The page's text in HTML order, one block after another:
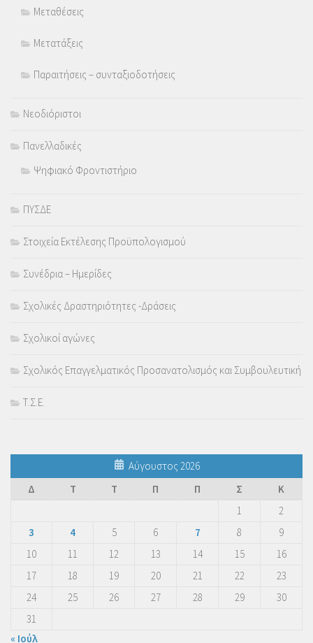
Μεταθέσεις
Μετατάξεις
Παραιτήσεις – συνταξιοδοτήσεις
Νεοδιόριστοι
Πανελλαδικές
Ψηφιακό Φροντιστήριο
ΠΥΣΔΕ
Στοιχεία Εκτέλεσης Προϋπολογισμού
Συνέδρια – Ημερίδες
Σχολικές Δραστηριότητες -Δράσεις
Σχολικοί αγώνες
Σχολικός Επαγγελματικός Προσανατολισμός και Συμβουλευτική
Τ.Σ.Ε.
Αύγουστος 2026
Δ
Τ Τ Π Π Σ
Κ
1
2
3
4 5 6 7 8
9
10
11 12 13 14 15
16
17
18 19 20 21 22
23
24
25 26 27 28 29
30
31
« Ιούλ